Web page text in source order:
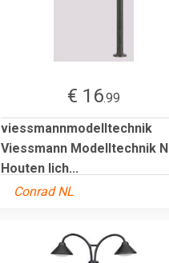
€ 16.99
viessmannmodelltechnik
Viessmann Modelltechnik N
Houten lich...
Conrad NL